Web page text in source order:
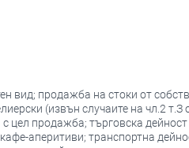
вид; продажба на стоки от
(извън случаите на чл.2 т.З
цел продажба; търговска дейност
аперитиви; транспортна